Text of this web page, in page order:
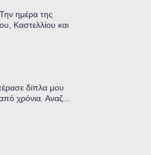
Την ημέρα της
Καστελλίου και
δίπλα μου
χρόνια. Αναζ...